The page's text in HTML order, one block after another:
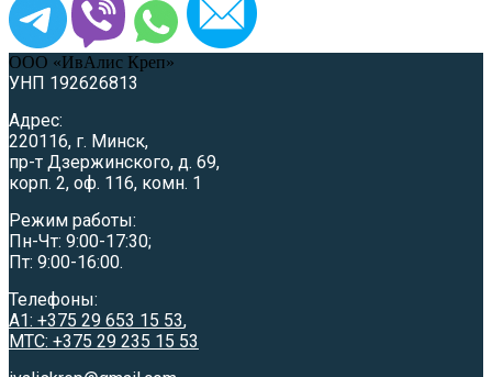
ООО «ИвАлис Креп»
УНП 192626813
Адрес:
220116, г. Минск,
пр-т Дзержинского, д. 69,
корп. 2, оф. 116, комн. 1
Режим работы:
Пн-Чт: 9:00-17:30;
Пт: 9:00-16:00.
Телефоны:
A1: +375 29 653 15 53,
МТС: +375 29 235 15 53